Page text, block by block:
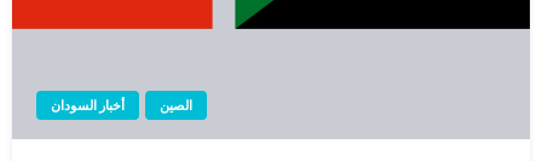
أخبار السودان الصين